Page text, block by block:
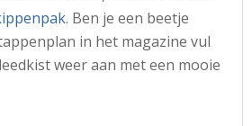
. Ben je een beetje
in het magazine vul
weer aan met een mooie